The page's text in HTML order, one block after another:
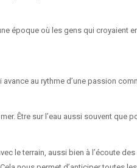
époque où les gens qui croyaient
au rythme d’une passion
Être sur l’eau aussi souvent que
le terrain, aussi bien à l’écoute